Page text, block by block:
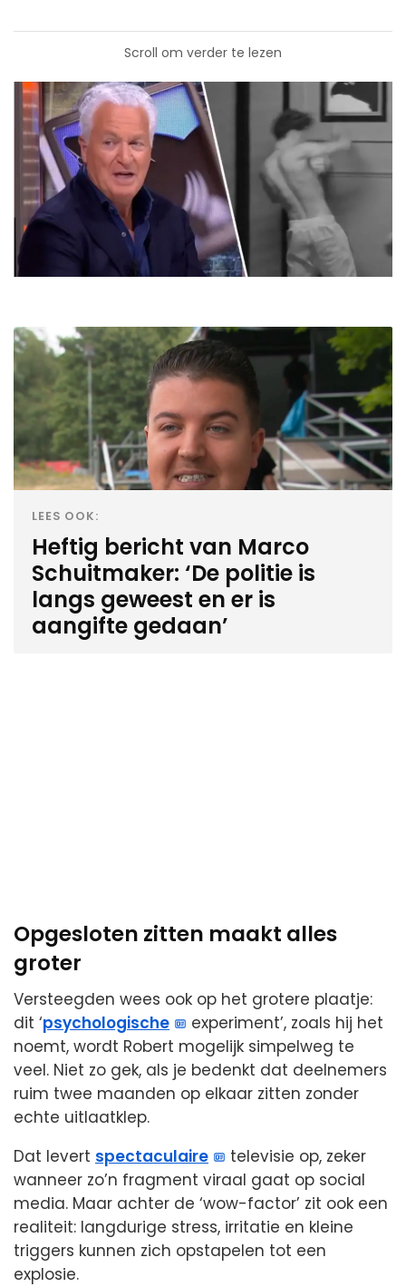
Scroll om verder te lezen
LEES OOK:
Heftig bericht van Marco
Schuitmaker: ‘De politie is
langs geweest en er is
aangifte gedaan’
Opgesloten zitten maakt alles
groter
Versteegden wees ook op het grotere plaatje:
dit ‘psychologische
experiment’, zoals hij het
noemt, wordt Robert mogelijk simpelweg te
veel. Niet zo gek, als je bedenkt dat deelnemers
ruim twee maanden op elkaar zitten zonder
echte uitlaatklep.
Dat levert spectaculaire
televisie op, zeker
wanneer zo’n fragment viraal gaat op social
media. Maar achter de ‘wow-factor’ zit ook een
realiteit: langdurige stress, irritatie en kleine
triggers kunnen zich opstapelen tot een
explosie.